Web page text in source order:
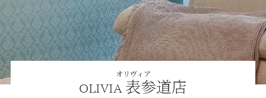
オリヴィア
OLIVIA 表参道店